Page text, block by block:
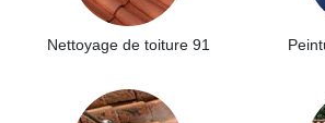
Nettoyage de toiture 91